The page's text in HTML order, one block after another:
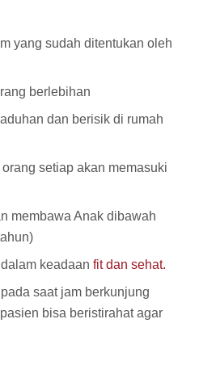
yang sudah ditentukan oleh
berlebihan
dan berisik di rumah
setiap akan memasuki
membawa Anak dibawah
keadaan fit dan sehat.
saat jam berkunjung
bisa beristirahat agar